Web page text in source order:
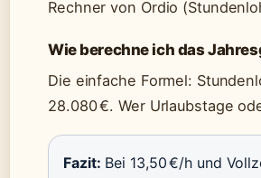
Rechner von Ordio
Wie berechne ich das
Die einfache Formel:
28.080 €. Wer Urlaubstage
Fazit: Bei 13,50 €/h und